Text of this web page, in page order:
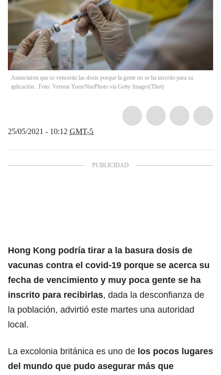
Anunciaron que se vencerán las dosis porque la gente no se ha inscrito para su
aplicación.. Foto: Vernon Yuen/NurPhoto via Getty Images(Thot)
25/05/2021 - 10:12 GMT-5
Hong Kong podría tirar a la basura dosis de
vacunas contra el covid-19 porque se acerca su
fecha de vencimiento y muy poca gente se ha
inscrito para recibirlas, dada la desconfianza de
la población, advirtió este martes una autoridad
local.
La excolonia británica es uno de los pocos lugares
del mundo que pudo asegurar más que